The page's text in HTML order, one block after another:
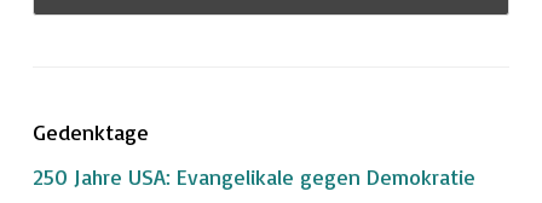
Gedenktage
250 Jahre USA: Evangelikale gegen Demokratie